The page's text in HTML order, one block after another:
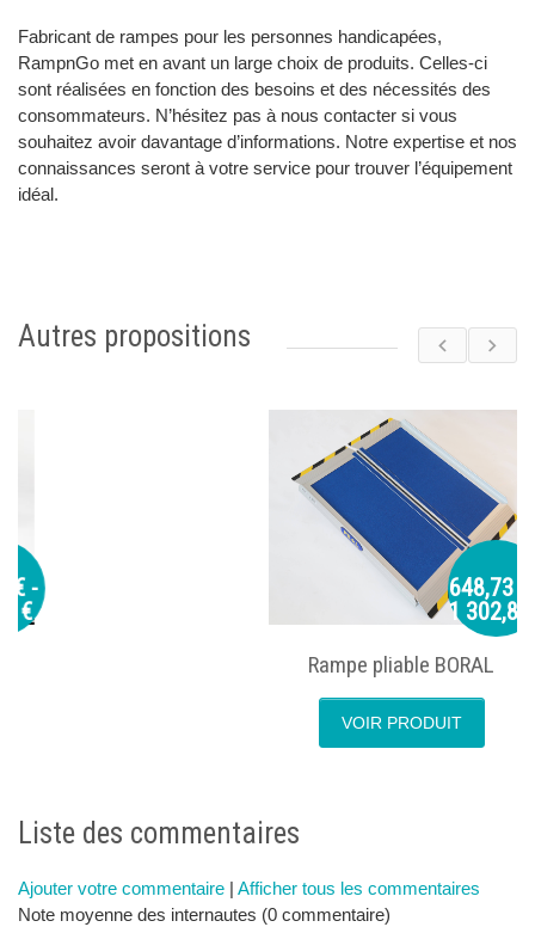
Fabricant de rampes pour les personnes handicapées,
RampnGo met en avant un large choix de produits. Celles-ci
sont réalisées en fonction des besoins et des nécessités des
consommateurs. N’hésitez pas à nous contacter si vous
souhaitez avoir davantage d’informations. Notre expertise et nos
connaissances seront à votre service pour trouver l’équipement
idéal.
Autres propositions
648,73 € -
1 302,89 €
Rampe pliable BORAL
Liste des commentaires
Ajouter votre commentaire | Afficher tous les commentaires
Note moyenne des internautes (0 commentaire)